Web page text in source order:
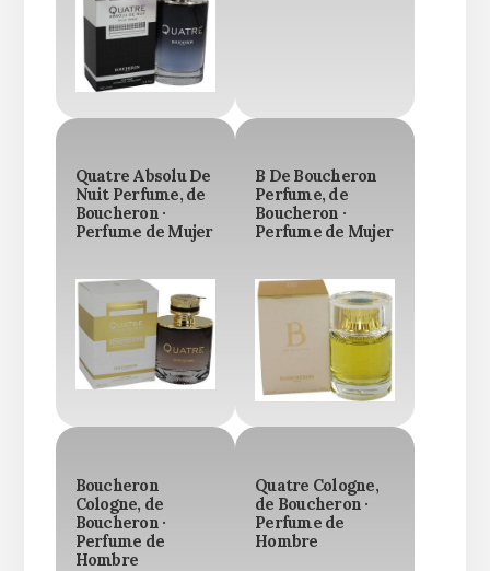
Quatre Absolu De
Nuit Perfume, de
Boucheron ·
Perfume de Mujer
B De Boucheron
Perfume, de
Boucheron ·
Perfume de Mujer
Boucheron
Cologne, de
Boucheron ·
Perfume de
Hombre
Quatre Cologne,
de Boucheron ·
Perfume de
Hombre